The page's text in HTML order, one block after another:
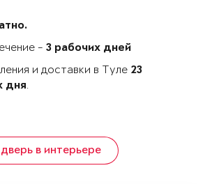
- 3 рабочих дней
и доставки в Туле 23
дня.
в интерьере